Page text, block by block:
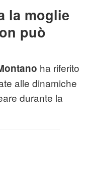
la moglie
può
ha riferito
alle dinamiche
durante la